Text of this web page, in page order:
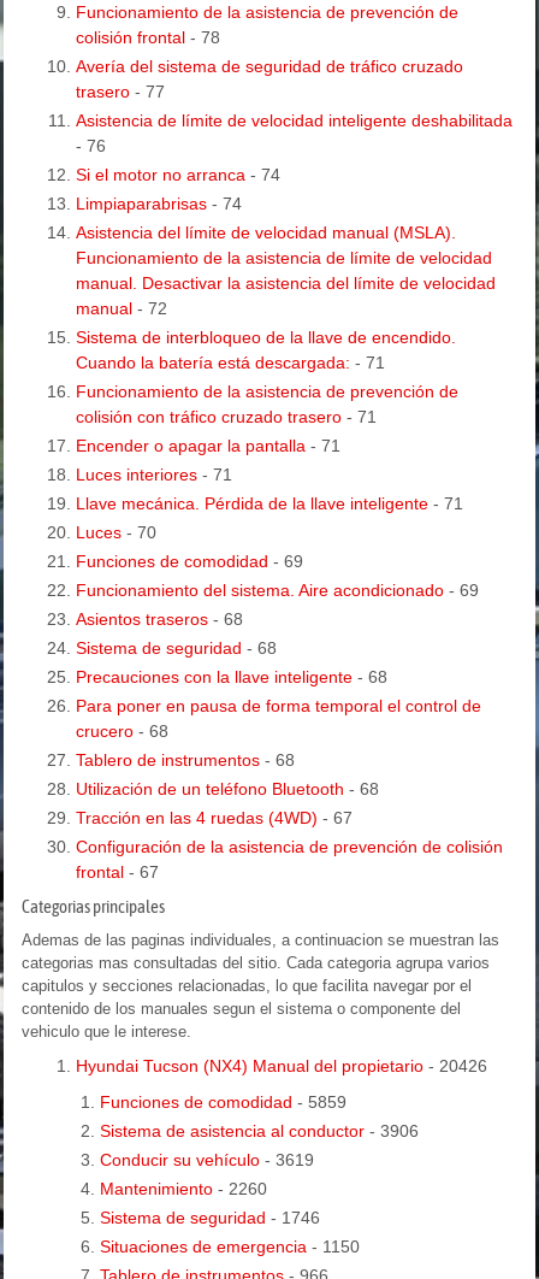
Funcionamiento de la asistencia de prevención de
colisión frontal - 78
Avería del sistema de seguridad de tráfico cruzado
trasero - 77
Asistencia de límite de velocidad inteligente deshabilitada
- 76
Si el motor no arranca - 74
Limpiaparabrisas - 74
Asistencia del límite de velocidad manual (MSLA).
Funcionamiento de la asistencia de límite de velocidad
manual. Desactivar la asistencia del límite de velocidad
manual - 72
Sistema de interbloqueo de la llave de encendido.
Cuando la batería está descargada: - 71
Funcionamiento de la asistencia de prevención de
colisión con tráfico cruzado trasero - 71
Encender o apagar la pantalla - 71
Luces interiores - 71
Llave mecánica. Pérdida de la llave inteligente - 71
Luces - 70
Funciones de comodidad - 69
Funcionamiento del sistema. Aire acondicionado - 69
Asientos traseros - 68
Sistema de seguridad - 68
Precauciones con la llave inteligente - 68
Para poner en pausa de forma temporal el control de
crucero - 68
Tablero de instrumentos - 68
Utilización de un teléfono Bluetooth - 68
Tracción en las 4 ruedas (4WD) - 67
Configuración de la asistencia de prevención de colisión
frontal - 67
Categorias principales
Ademas de las paginas individuales, a continuacion se muestran las
categorias mas consultadas del sitio. Cada categoria agrupa varios
capitulos y secciones relacionadas, lo que facilita navegar por el
contenido de los manuales segun el sistema o componente del
vehiculo que le interese.
Hyundai Tucson (NX4) Manual del propietario - 20426
Funciones de comodidad - 5859
Sistema de asistencia al conductor - 3906
Conducir su vehículo - 3619
Mantenimiento - 2260
Sistema de seguridad - 1746
Situaciones de emergencia - 1150
Tablero de instrumentos - 966